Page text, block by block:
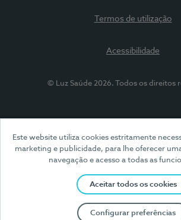
Este website utiliza cookies estritamente
marketing e publicidade, para lhe oferecer
navegação e acesso a todas as
Aceitar todos os cookies
Configurar preferências
Termos de utilização
Acessibilidade
© Luz Saúde 2026. Todos os direitos